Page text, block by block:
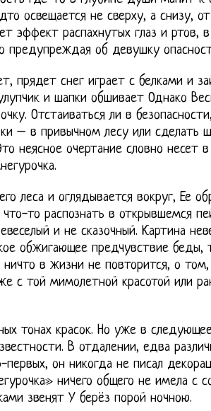
освещается не сверху, а снизу,
эффект распахнутых глаз и ртов, в
предупреждая об девушку
прядет снег играет с белками и
и шапки обшивает Однако
Отстаиваться ли в
– в привычном лесу или сделать
неясное очертание словно несет
леса и оглядывается вокруг, Ее
то распознать в открывшемся
и не сказочный. Картина
обжигающее предчувствие беды,
ничто в жизни не повторится, о
с той мимолетной красотой или
тонах красок. Но уже в
В отдалении, едва
он никогда не писал
ничего общего не имела с
звенят У берёз порой ночною.